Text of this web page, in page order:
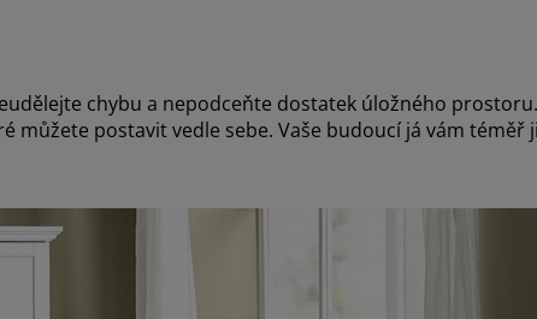
chybu a nepodceňte dostatek úložného
postavit vedle sebe. Vaše budoucí já vám téměř